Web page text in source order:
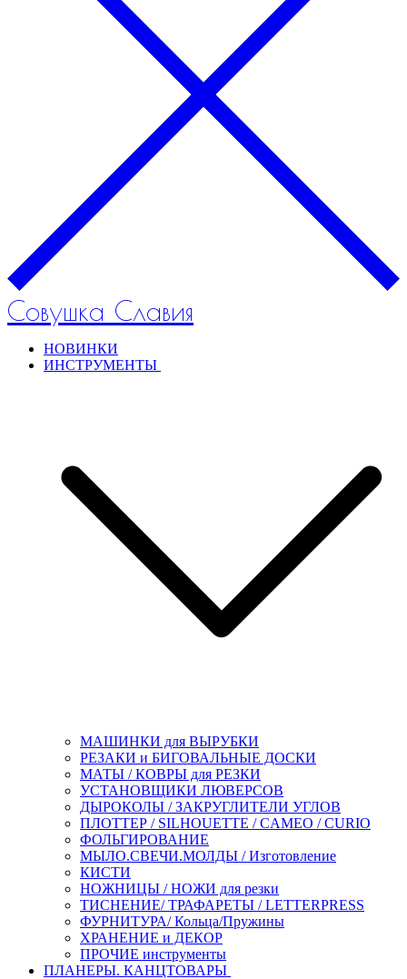
Совушка Славия
НОВИНКИ
ИНСТРУМЕНТЫ
МАШИНКИ для ВЫРУБКИ
РЕЗАКИ и БИГОВАЛЬНЫЕ ДОСКИ
МАТЫ / КОВРЫ для РЕЗКИ
УСТАНОВЩИКИ ЛЮВЕРСОВ
ДЫРОКОЛЫ / ЗАКРУГЛИТЕЛИ УГЛОВ
ПЛОТТЕР / SILHOUETTE / CAMEO / CURIO
ФОЛЬГИРОВАНИЕ
МЫЛО.СВЕЧИ.МОЛДЫ / Изготовление
КИСТИ
НОЖНИЦЫ / НОЖИ для резки
ТИСНЕНИЕ/ ТРАФАРЕТЫ / LETTERPRESS
ФУРНИТУРА/ Кольца/Пружины
ХРАНЕНИЕ и ДЕКОР
ПРОЧИЕ инструменты
ПЛАНЕРЫ. КАНЦТОВАРЫ